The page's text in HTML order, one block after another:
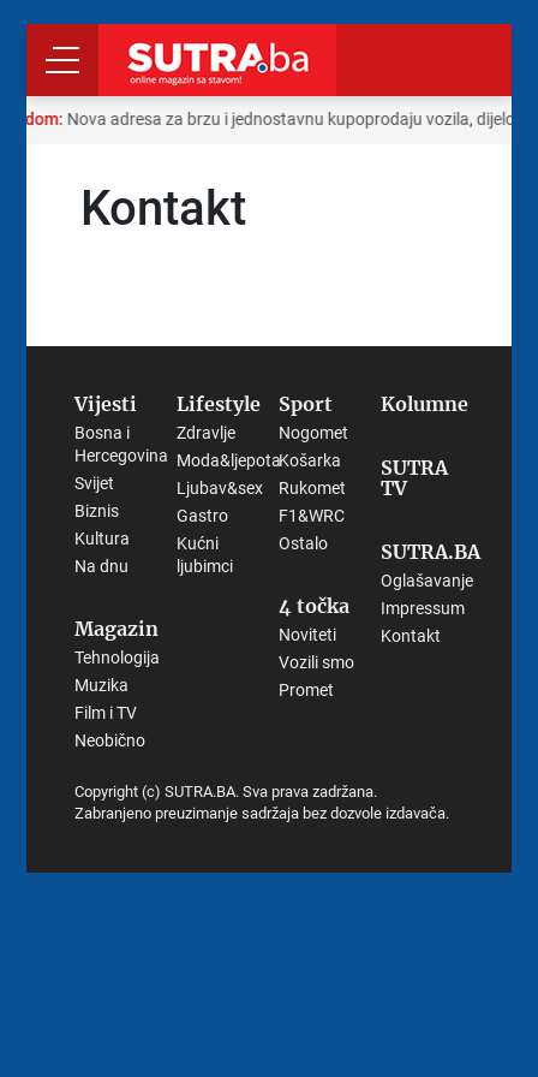
radom: Nova adresa za brzu i jednostavnu kupoprodaju vozila, dijelova
Kontakt
Vijesti
Bosna i
Hercegovina
Svijet
Biznis
Kultura
Na dnu
Magazin
Tehnologija
Muzika
Film i TV
Neobično
Lifestyle
Zdravlje
Moda&ljepota
Ljubav&sex
Gastro
Kućni
ljubimci
Sport
Nogomet
Košarka
Rukomet
F1&WRC
Ostalo
4 točka
Noviteti
Vozili smo
Promet
Kolumne
SUTRA
TV
SUTRA.BA
Oglašavanje
Impressum
Kontakt
Copyright (c) SUTRA.BA. Sva prava zadržana.
Zabranjeno preuzimanje sadržaja bez dozvole izdavača.